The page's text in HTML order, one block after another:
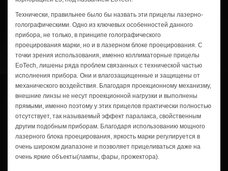
Технически, правильнее было бы назвать эти прицелы лазерно-
голографическими. Одно из ключевых особенностей данного
прибора, не только, в принципе голографического
проецирования марки, но и в лазерном блоке проецирования. C
точки зрения использования, именно коллиматорные прицелы
EoTech, лишены ряда проблем связанных с технической частью
исполнения прибора. Они и влагозащищенные и защищены от
механического воздействия. Благодаря проекционному механизму,
внешние линзы не несут проекционной нагрузки и выполнены
прямыми, именно поэтому у этих прицелов практически полностью
отсутствует, так называемый эффект паралакса, свойственным
другим подобным приборам. Благодаря использованию мощного
лазерного блока проецирования, яркость марки регулируется в
очень широком диапазоне и позволяет прицеливаться даже на
очень яркие объекты(лампы, фары, прожектора).